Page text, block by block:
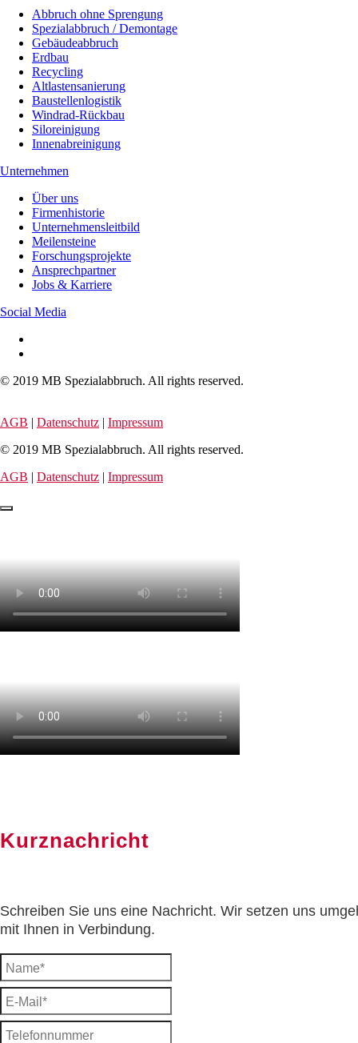
Abbruch ohne Sprengung
Spezialabbruch / Demontage
Gebäudeabbruch
Erdbau
Recycling
Altlastensanierung
Baustellenlogistik
Windrad-Rückbau
Siloreinigung
Innenabreinigung
Unternehmen
Über uns
Firmenhistorie
Unternehmensleitbild
Meilensteine
Forschungsprojekte
Ansprechpartner
Jobs & Karriere
Social Media
© 2019 MB Spezialabbruch. All rights reserved.
AGB | Datenschutz | Impressum
© 2019 MB Spezialabbruch. All rights reserved.
AGB | Datenschutz | Impressum
Kurznachricht
Schreiben Sie uns eine Nachricht. Wir setzen uns
mit Ihnen in Verbindung.